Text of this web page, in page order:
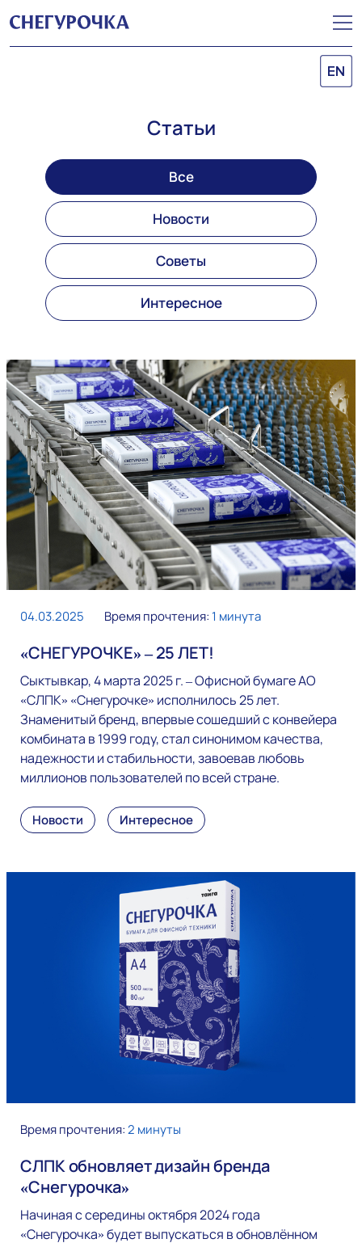
EN
Статьи
Все
Новости
Советы
Интересное
04.03.2025 Время прочтения: 1 минута
«СНЕГУРОЧКЕ» –25 ЛЕТ!
Сыктывкар, 4 марта 2025 г. – Офисной бумаге АО
«СЛПК» «Снегурочке» исполнилось 25 лет.
Знаменитый бренд, впервые сошедший с конвейера
комбината в 1999 году, стал синонимом качества,
надежности и стабильности, завоевав любовь
миллионов пользователей по всей стране.
Новости Интересное
Время прочтения:2 минуты
СЛПК обновляет дизайн бренда
«Снегурочка»
Начиная с середины октября 2024 года
«Снегурочка» будет выпускаться в обновлённом